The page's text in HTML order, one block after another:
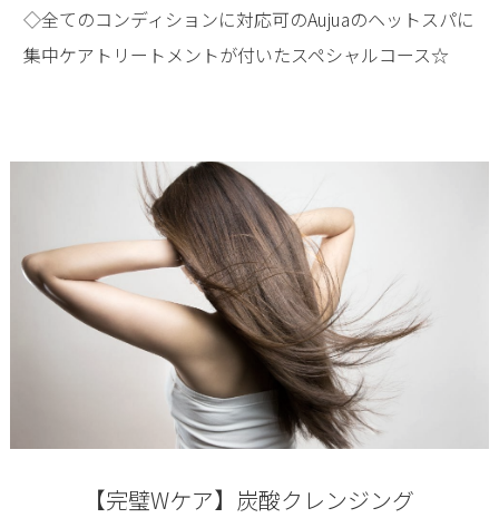
◇全てのコンディションに対応可のAujuaのヘットスパに
集中ケアトリートメントが付いたスペシャルコース☆
【完璧Wケア】炭酸クレンジング